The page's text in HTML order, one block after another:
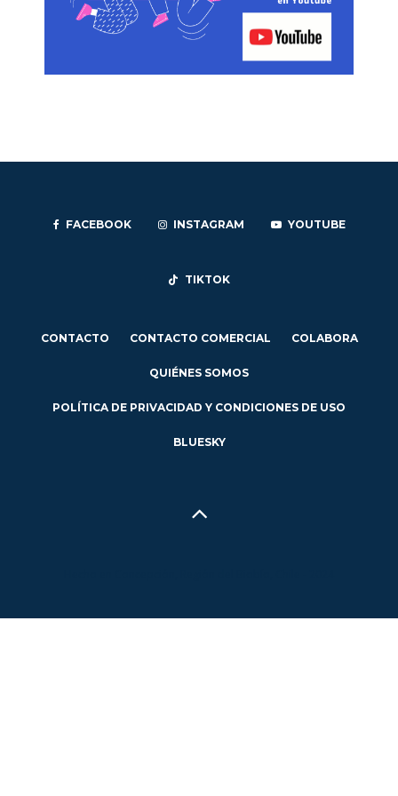
FACEBOOK INSTAGRAM YOUTUBE
TIKTOK
CONTACTO CONTACTO COMERCIAL COLABORA
QUIÉNES SOMOS
POLÍTICA DE PRIVACIDAD Y CONDICIONES DE USO
BLUESKY